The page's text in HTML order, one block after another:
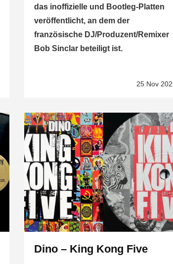
das inoffizielle und Bootleg-Platten
veröffentlicht, an dem der
französische DJ/Produzent/Remixer
Bob Sinclar beteiligt ist.
25 Nov
Dino – King Kong Five